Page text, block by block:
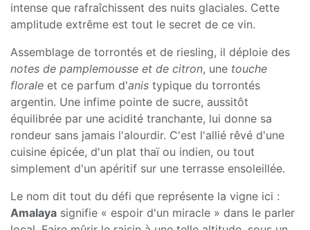
sous un soleil intense que rafraîchissent des nuits
glaciales. Cette amplitude extrême est tout le secret de
Assemblage de torrontés et de riesling, il déploie des
notes de pamplemousse et de citron, unetouche
floraleet ce parfum d'anistypique du torrontés
argentin. Une infime pointe de sucre, aussitôt
équilibrée par une acidité tranchante, lui donne sa
rondeur sans jamais l'alourdir. C'est l'allié rêvé d'une
cuisine épicée, d'un plat thaï ou indien, ou tout
Le nom dit tout du défi que représente la vigne ici :